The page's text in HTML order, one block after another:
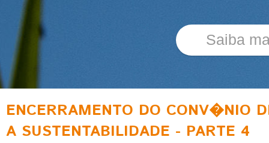
Saiba
ENCERRAMENTO DO CONV�NIO
A SUSTENTABILIDADE - PARTE 4